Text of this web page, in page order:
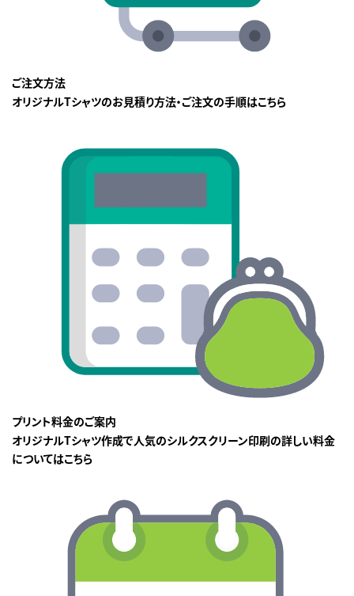
ご注文方法
オリジナルTシャツのお見積り方法・ご注文の手順はこちら
プリント料金のご案内
オリジナルTシャツ作成で人気のシルクスクリーン印刷の詳しい料金
についてはこちら